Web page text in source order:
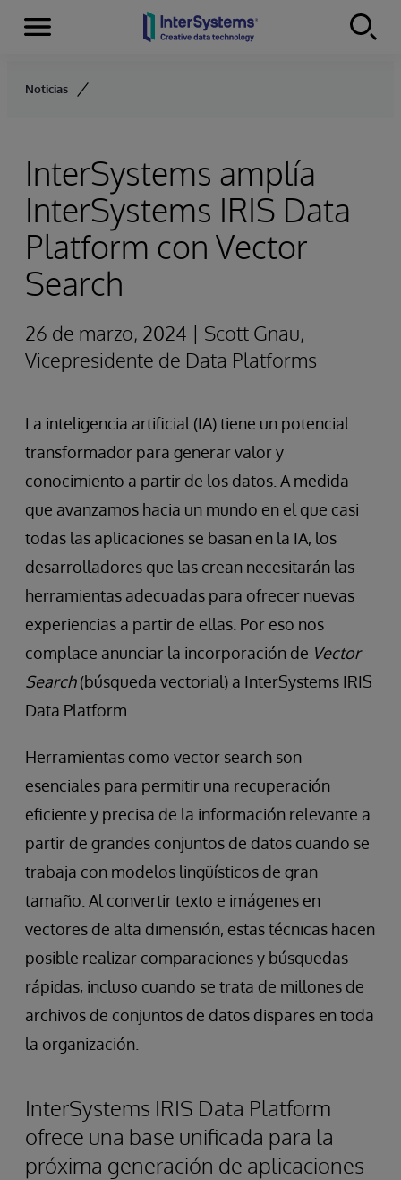
Skip to content
Secciones
Noticias
InterSystems amplía
InterSystems IRIS Data
Platform con Vector
Search
26 de marzo, 2024 | Scott Gnau,
Vicepresidente de Data Platforms
La inteligencia artificial (IA) tiene un potencial
transformador para generar valor y
conocimiento a partir de los datos. A medida
que avanzamos hacia un mundo en el que casi
todas las aplicaciones se basan en la IA, los
desarrolladores que las crean necesitarán las
herramientas adecuadas para ofrecer nuevas
experiencias a partir de ellas. Por eso nos
complace anunciar la incorporación de Vector
Search(búsqueda vectorial) a InterSystems IRIS
Data Platform.
Herramientas como vector search son
esenciales para permitir una recuperación
eficiente y precisa de la información relevante a
partir de grandes conjuntos de datos cuando se
trabaja con modelos lingüísticos de gran
tamaño. Al convertir texto e imágenes en
vectores de alta dimensión, estas técnicas hacen
posible realizar comparaciones y búsquedas
rápidas, incluso cuando se trata de millones de
archivos de conjuntos de datos dispares en toda
la organización.
InterSystems IRIS Data Platform
ofrece una base unificada para la
próxima generación de aplicaciones